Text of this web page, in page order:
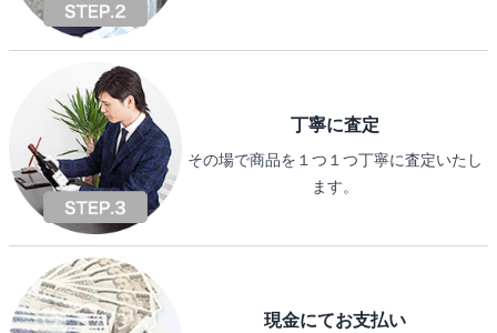
丁寧に査定
その場で商品を１つ１つ丁寧に査定いたし
ます。
現金にてお支払い